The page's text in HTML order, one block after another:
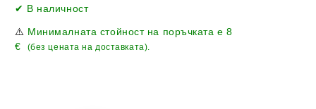
✔ В наличност
⚠️ Минималната стойност на поръчката е8
€
(без цената на доставката).